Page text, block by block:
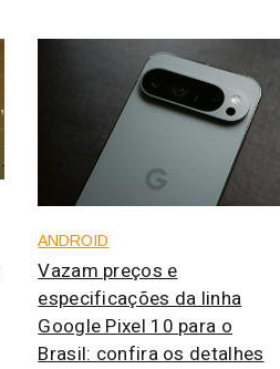
ANDROID
Vazam preços e
especificações da linha
Google Pixel 10 para o
Brasil: confira os detalhes